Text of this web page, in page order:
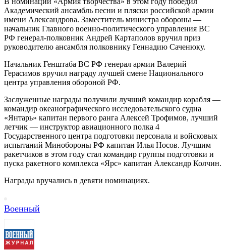
Академический ансамбль песни и пляски российской армии
имени Александрова. Заместитель министра обороны —
начальник Главного военно-политического управления ВС
РФ генерал-полковник Андрей Картаполов вручил приз
руководителю ансамбля полковнику Геннадию Саченюку.
Начальник Генштаба ВС РФ генерал армии Валерий
Герасимов вручил награду лучшей смене Национального
центра управления обороной РФ.
Заслуженные награды получили лучший командир корабля —
командир океанографического исследовательского судна
«Янтарь» капитан первого ранга Алексей Трофимов, лучший
летчик — инструктор авиационного полка 4
Государственного центра подготовки персонала и войсковых
испытаний Минобороны РФ капитан Илья Носов. Лучшим
ракетчиков в этом году стал командир группы подготовки и
пуска ракетного комплекса «Ярс» капитан Александр Колчин.
Награды вручались в девяти номинациях.
Военный